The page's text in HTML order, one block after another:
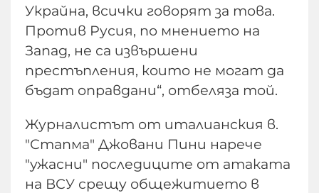
Украйна, всички говорят за това.
Против Русия, по мнението на
Запад, не са извършени
престъпления, които не могат да
бъдат оправдани“, отбеляза той.
Журналистът от италианския в.
"Стапма" Джовани Пини нарече
"ужасни" последиците от атаката
на ВСУ срещу общежитието в